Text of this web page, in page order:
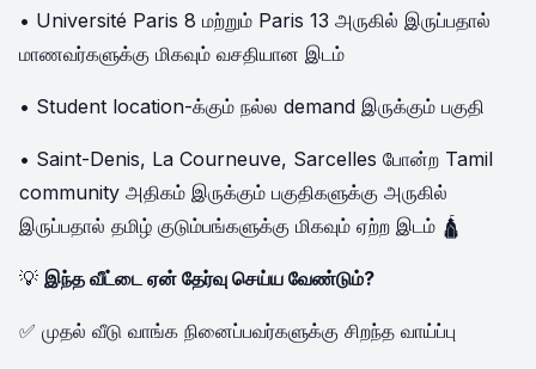
• Université Paris 8 மற்றும் Paris 13 அருகில் இருப்பதால்
மாணவர்களுக்கு மிகவும் வசதியான இடம்
• Student location-க்கும் நல்ல demand இருக்கும் பகுதி
• Saint-Denis, La Courneuve, Sarcelles போன்ற Tamil
community அதிகம் இருக்கும் பகுதிகளுக்கு அருகில்
இருப்பதால் தமிழ் குடும்பங்களுக்கு மிகவும் ஏற்ற இடம் 🛕
💡 இந்த வீட்டை ஏன் தேர்வு செய்ய வேண்டும்?
✅ முதல் வீடு வாங்க நினைப்பவர்களுக்கு சிறந்த வாய்ப்பு